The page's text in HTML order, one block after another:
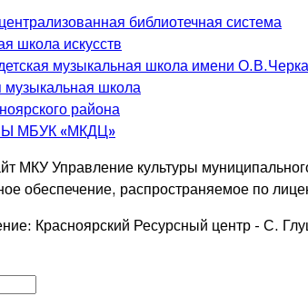
библиотечная система
школа искусств
музыкальная школа имени
музыкальная школа
района
МБУК «МКДЦ»
МКУ Управление культуры
обеспечение, распространяемое по
Красноярский Ресурсный центр - С.